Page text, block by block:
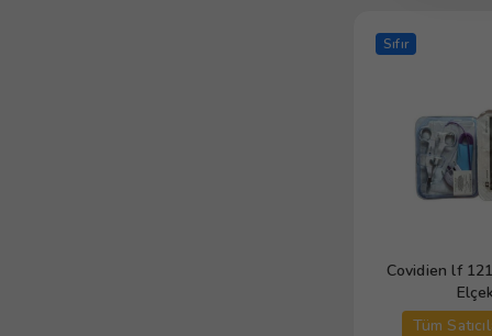
Sıfır
Covidien lf
Tüm